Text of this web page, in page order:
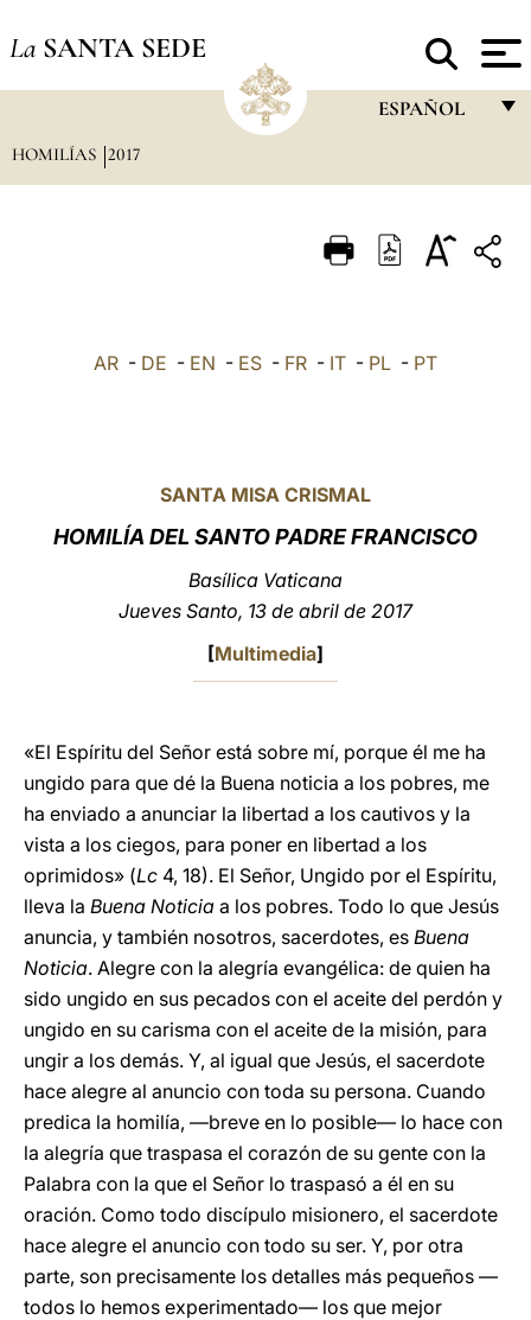
La SANTA SEDE
ESPAÑOL
ITALIANO
中文
HOMILÍAS 2017
AR - DE - EN - ES - FR - IT - PL - PT
SANTA MISA CRISMAL
HOMILÍA DEL SANTO PADRE FRANCISCO
Basílica Vaticana
Jueves Santo, 13 de abril de 2017
[Multimedia]
«El Espíritu del Señor está sobre mí, porque él me ha
ungido para que dé la Buena noticia a los pobres, me
ha enviado a anunciar la libertad a los cautivos y la
vista a los ciegos, para poner en libertad a los
oprimidos» (Lc 4, 18). El Señor, Ungido por el Espíritu,
lleva la Buena Noticia a los pobres. Todo lo que Jesús
anuncia, y también nosotros, sacerdotes, es Buena
Noticia. Alegre con la alegría evangélica: de quien ha
sido ungido en sus pecados con el aceite del perdón y
ungido en su carisma con el aceite de la misión, para
ungir a los demás. Y, al igual que Jesús, el sacerdote
hace alegre al anuncio con toda su persona. Cuando
predica la homilía, —breve en lo posible— lo hace con
la alegría que traspasa el corazón de su gente con la
Palabra con la que el Señor lo traspasó a él en su
oración. Como todo discípulo misionero, el sacerdote
hace alegre el anuncio con todo su ser. Y, por otra
parte, son precisamente los detalles más pequeños —
todos lo hemos experimentado— los que mejor